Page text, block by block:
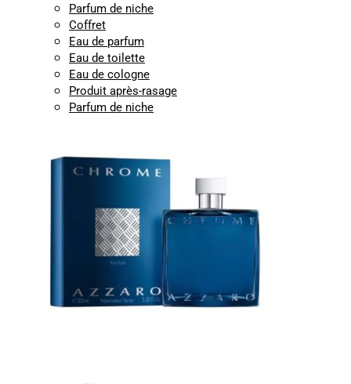
Parfum de niche
Coffret
Eau de parfum
Eau de toilette
Eau de cologne
Produit après-rasage
Parfum de niche